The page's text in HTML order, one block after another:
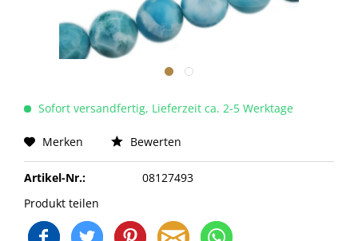
Sofort versandfertig, Lieferzeit ca. 2-5 Werktage
Merken Bewerten
Artikel-Nr.:
08127493
Produkt teilen